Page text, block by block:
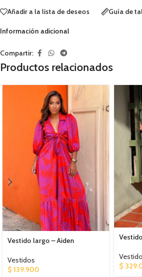
Añadir a la lista de deseos Guía de
Información adicional
Compartir:
Productos relacionados
Vestido largo – Aiden
Vestidos
$ 139.900
$